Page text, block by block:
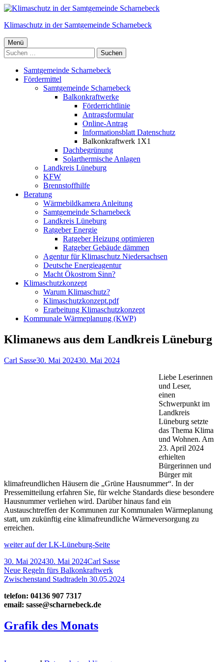
Springe
Inhalt
Klimaschutz in der Samtgemeinde Scharnebeck
Primäres
Menü
Menü
Samtgemeinde Scharnebeck
Fördermittel
Samtgemeinde Scharnebeck
Balkonkraftwerke
Förderrichtlinie
Antragsformular
Online-Antrag
Informationsblatt Datenschutz
Balkonkraftwerk 1X1
Dachbegrünung
Solarthermische Anlagen
Landkreis Lüneburg
KFW
Brennstoffhilfe
Beratung
Wärmebildkamera Anleitung
Samtgemeinde Scharnebeck
Landkreis Lüneburg
Ratgeber Energie
Ratgeber Heizung optimieren
Ratgeber Gebäude dämmen
Agentur für Klimaschutz Niedersachsen
Deutsche Energieagentur
Macht Ökostrom Sinn?
Klimaschutzkonzept
Warum Klimaschutz?
Klimaschutzkonzept.pdf
Erarbeitung Klimaschutzkonzept
Kommunale Wärmeplanung (KWP)
Klimanews aus dem Landkreis Lüneburg
Autor
Carl SasseVeröffentlicht
30. Mai 202430. Mai 2024
Liebe Leserinnen
und Leser,
einen
Schwerpunkt im
Landkreis
Lüneburg setzte
das Thema Klima
und Wohnen. Am
23. April 2024
erhielten
Bürgerinnen und
Bürger mit
klimafreundlichen Häusern die „Grüne Hausnummer“. In der
Pressemitteilung erfahren Sie, für welche Standards diese besondere
Hausnummer verliehen wird. Darüber hinaus fand ein
Austauschtreffen der Kommunen zur Kommunalen Wärmeplanung
statt, um zukünftig eine klimafreundliche Wärmeversorgung zu
erreichen.
weiter auf der LK-Lüneburg-Seite
Veröffentlicht
am
30. Mai 202430. Mai 2024Autor
Carl Sasse
Beitragsnavigation
Vorheriger
Beitrag:
Neue Regeln fürs Balkonkraftwerk
Nächster
Zwischenstand Stadtradeln 30.05.2024
Haupt-
Seitenleiste
telefon: 04136 907 7317
email: sasse@scharnebeck.de
Grafik des Monats